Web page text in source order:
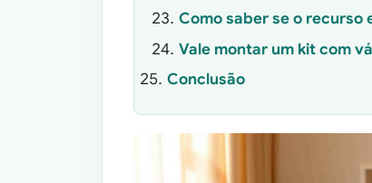
Como saber se o recurso
Vale montar um kit com
Conclusão